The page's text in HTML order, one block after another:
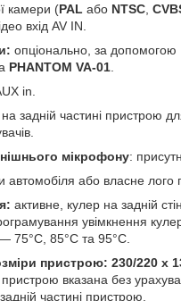
камери (PAL або NTSC
вхід AV IN.
опціонально, за допомогою
PHANTOM VA-01
in.
задній частині пристрою
мікрофону:
автомобіля або власне лого
активне, кулер на задній
увімкнення
75°С, 85°С та 95°С.
пристрою: 230/220 х
вказана без
частині пристрою.